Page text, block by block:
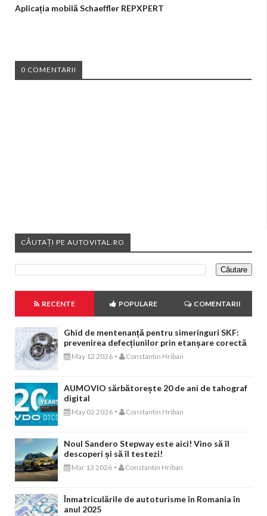
Aplicația mobilă Schaeffler REPXPERT
0 COMENTARII
CĂUTAȚI PE AUTOVITAL.RO
RECENTE POPULARE COMENTARII
Ghid de mentenanță pentru simeringuri SKF:
prevenirea defecțiunilor prin etanșare corectă
May 12 2026 - Constantin Hriban
AUMOVIO sărbătorește 20 de ani de tahograf
digital
May 02 2026 - Constantin Hriban
Noul Sandero Stepway este aici! Vino să îl
descoperi și să îl testezi!
Mar 13 2026 - Constantin Hriban
Înmatriculările de autoturisme în Romania în
anul 2025